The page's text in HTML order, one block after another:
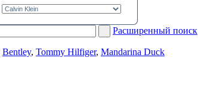
Расширенный поиск
Bentley, Tommy Hilfiger, Mandarina Duck